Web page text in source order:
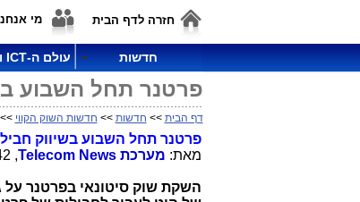
חזרה לדף הבית מי
חדשות עולם ה-ICT ותקשורת
פרטנר תחל השבוע
דף הבית >> חדשות >> חדשות השוק הקווי
פרטנר תחל השבוע בשיווק
מאת: מערכתTelecom News
, 13:42 ,9.7.18
השקת שוק סיטונאי בפרטנר